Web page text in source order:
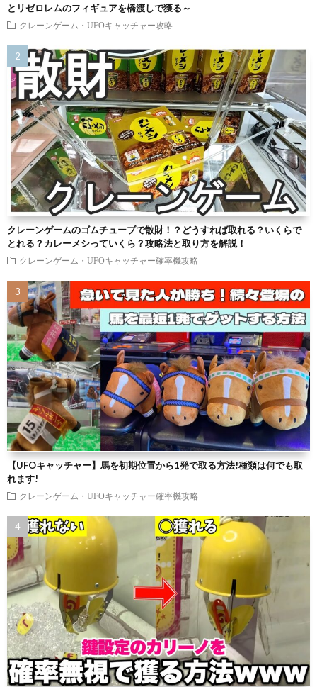
とリゼロレムのフィギュアを橋渡しで獲る～
クレーンゲーム・UFOキャッチャー攻略
クレーンゲームのゴムチューブで散財！？どうすれば取れる？いくらで
とれる？カレーメシっていくら？攻略法と取り方を解説！
クレーンゲーム・UFOキャッチャー確率機攻略
【UFOキャッチャー】馬を初期位置から1発で取る方法!種類は何でも取
れます!
クレーンゲーム・UFOキャッチャー確率機攻略